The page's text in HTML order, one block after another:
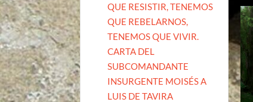
QUE RESISTIR, TENEMOS
QUE REBELARNOS,
TENEMOS QUE VIVIR.
CARTA DEL
SUBCOMANDANTE
INSURGENTE MOISÉS A
LUIS DE TAVIRA